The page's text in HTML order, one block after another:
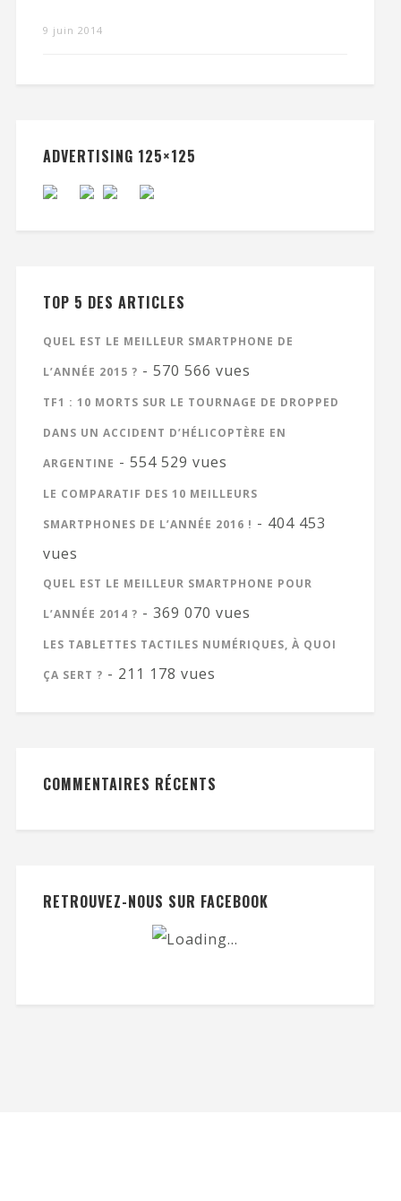
9 juin 2014
ADVERTISING 125×125
TOP 5 DES ARTICLES
QUEL EST LE MEILLEUR SMARTPHONE DE
L’ANNÉE 2015 ? - 570 566 vues
TF1 : 10 MORTS SUR LE TOURNAGE DE DROPPED
DANS UN ACCIDENT D’HÉLICOPTÈRE EN
ARGENTINE - 554 529 vues
LE COMPARATIF DES 10 MEILLEURS
SMARTPHONES DE L’ANNÉE 2016 ! - 404 453
vues
QUEL EST LE MEILLEUR SMARTPHONE POUR
L’ANNÉE 2014 ? - 369 070 vues
LES TABLETTES TACTILES NUMÉRIQUES, À QUOI
ÇA SERT ? - 211 178 vues
COMMENTAIRES RÉCENTS
RETROUVEZ-NOUS SUR FACEBOOK